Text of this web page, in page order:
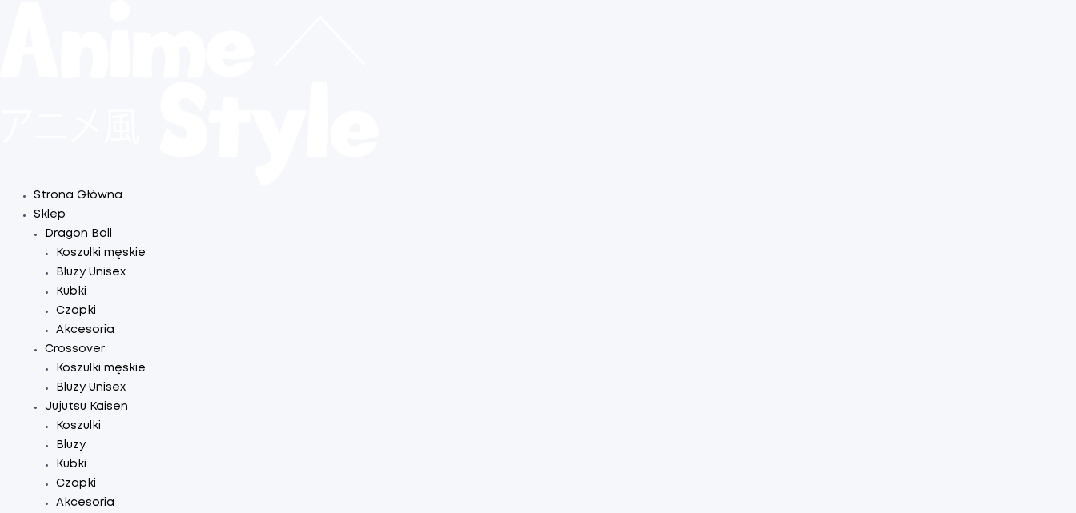
Strona Główna
Sklep
Dragon Ball
Koszulki męskie
Bluzy Unisex
Kubki
Czapki
Akcesoria
Crossover
Koszulki męskie
Bluzy Unisex
Jujutsu Kaisen
Koszulki
Bluzy
Kubki
Czapki
Akcesoria